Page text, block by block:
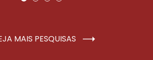
MAIS PESQUISAS